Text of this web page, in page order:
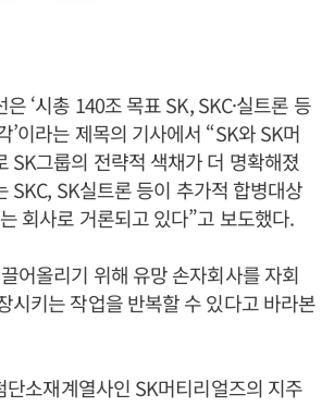
‘시총 140조 목표 SK, SKC·실트론 등
’이라는 제목의 기사에서 “SK와 SK머
SK그룹의 전략적 색채가 더 명확해졌
SKC, SK실트론 등이 추가적 합병대상
회사로 거론되고 있다”고 보도했다.
어올리기 위해 유망 손자회사를 자회
시키는 작업을 반복할 수 있다고 바라본
단소재계열사인 SK머티리얼즈의 지주